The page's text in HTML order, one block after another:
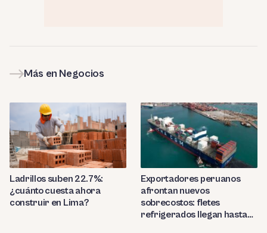
Más en Negocios
Ladrillos suben 22.7%:
¿cuánto cuesta ahora
construir en Lima?
Exportadores peruanos
afrontan nuevos
sobrecostos: fletes
refrigerados llegan hasta